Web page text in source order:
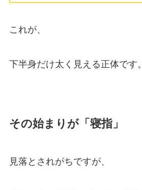
これが、
下半身だけ太く見える正体です。
その始まりが「寝指」
見落とされがちですが、